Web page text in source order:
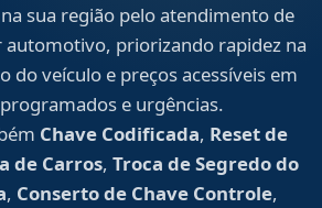
sua região pelo atendimento de
automotivo, priorizando rapidez na
do veículo e preços acessíveis em
e urgências.
Chave Codificada, Reset de
de Carros, Troca de Segredo do
, Conserto de Chave Controle,